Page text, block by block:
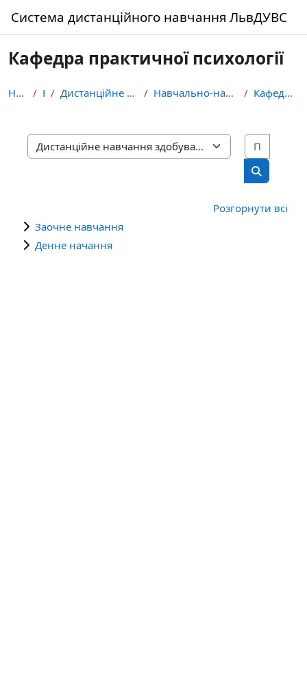
Система дистанційного навчання ЛьвДУВС
Кафедра практичної психології
На головну Курси Дистанційне навчання здобувачів освіти ЛьвДУВС Навчально-науковий інститут управління, психології... Кафедра практичної психології
Категорії курсів
Пошук
Розгорнути всі
Заочне навчання
Денне начання